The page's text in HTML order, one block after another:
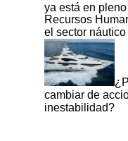
ya está en
Recursos
el sector
cambiar de
inestabilidad?